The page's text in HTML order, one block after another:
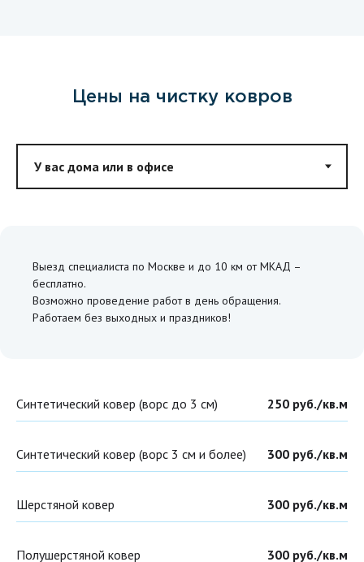
Цены на чистку ковров
Выезд специалиста по Москве и до 10 км от МКАД –
бесплатно.
Возможно проведение работ в день обращения.
Работаем без выходных и праздников!
Синтетический ковер (ворс до 3 см) 250 руб./кв.м
Синтетический ковер (ворс 3 см и более) 300 руб./кв.м
Шерстяной ковер 300 руб./кв.м
Полушерстяной ковер 300 руб./кв.м